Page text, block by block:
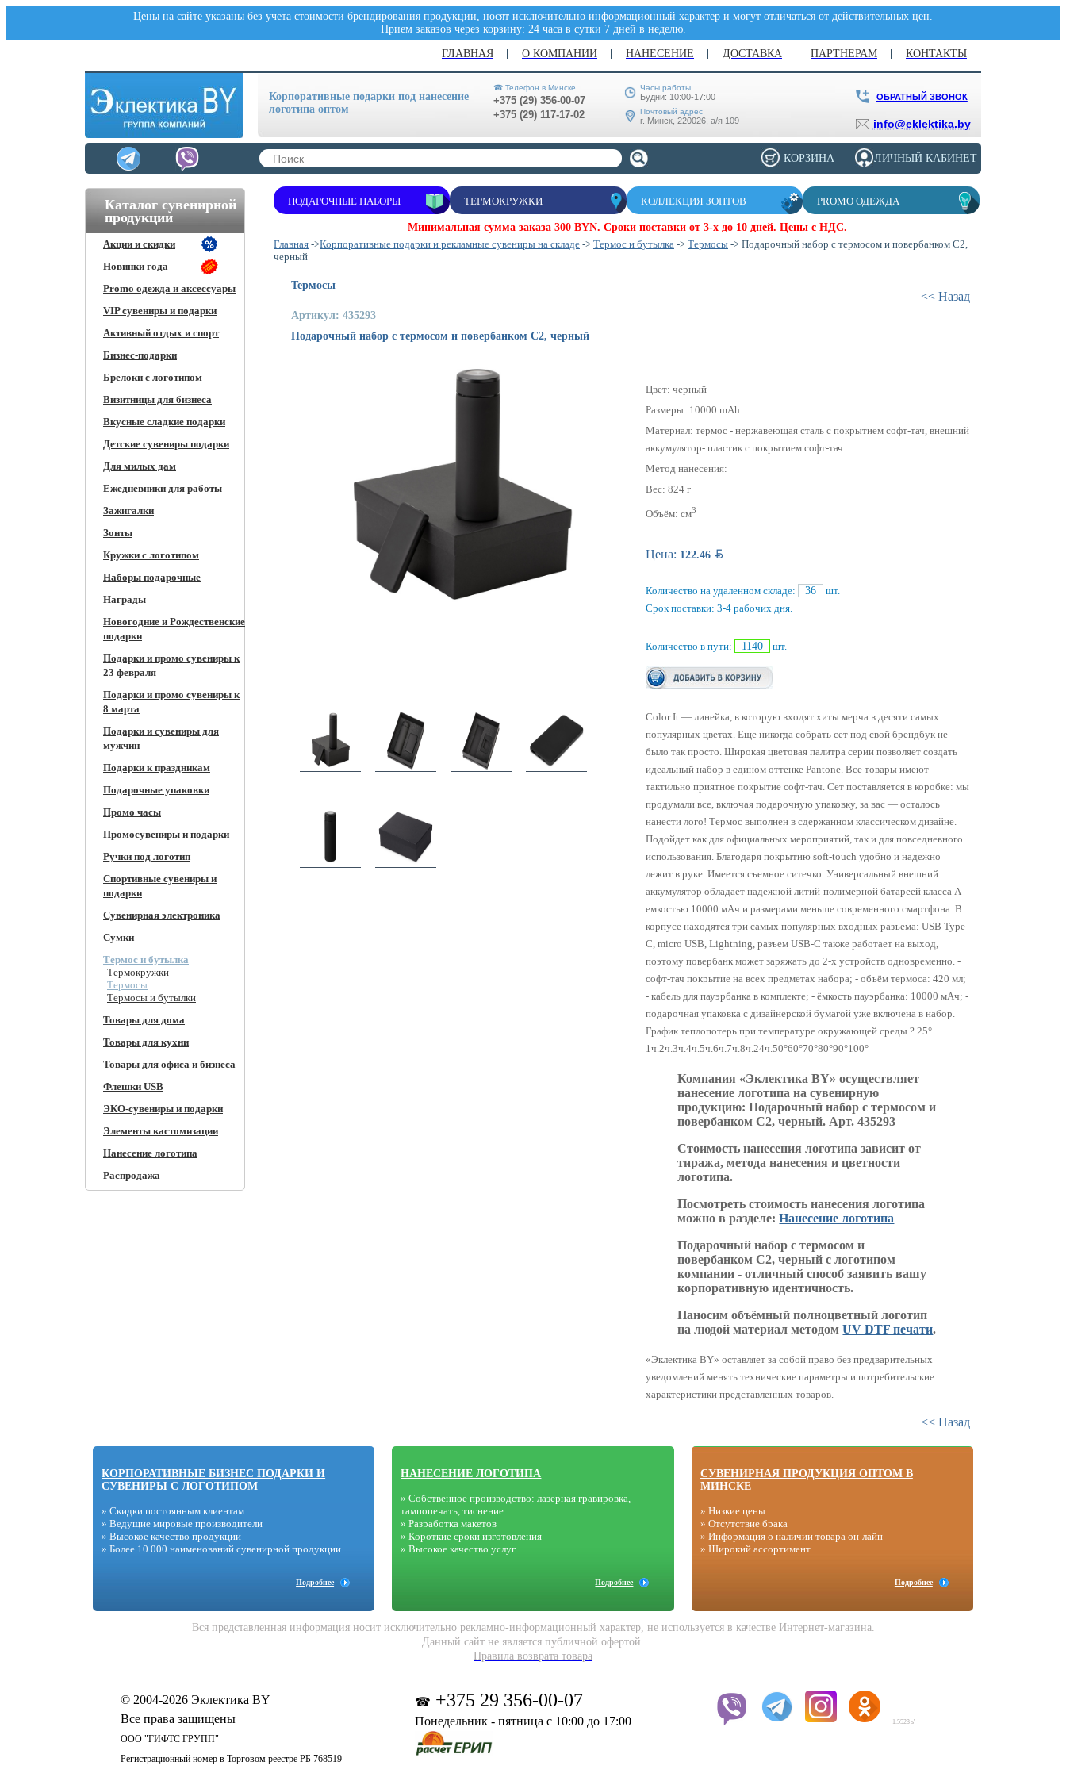
Цены на сайте указаны без учета стоимости брендирования продукции, носят исключительно информационный характер и могут отличаться от действительных цен.
Прием заказов через корзину: 24 часа в сутки 7 дней в неделю.
ГЛАВНАЯ О КОМПАНИИ НАНЕСЕНИЕ ДОСТАВКА ПАРТНЕРАМ КОНТАКТЫ
Корпоративные подарки под нанесение
логотипа оптом
☎ Телефон в Минске
+375 (29) 356-00-07
+375 (29) 117-17-02
Часы работы
Будни: 10:00-17:00
Почтовый адрес
г. Минск, 220026, а/я 109
ОБРАТНЫЙ ЗВОНОК
info@eklektika.by
Каталог сувенирной
продукции
Акции и скидки
Новинки года
Promo одежда и аксессуары
VIP сувениры и подарки
Активный отдых и спорт
Бизнес-подарки
Брелоки с логотипом
Визитницы для бизнеса
Вкусные сладкие подарки
Детские сувениры подарки
Для милых дам
Ежедневники для работы
Зажигалки
Зонты
Кружки c логотипом
Наборы подарочные
Награды
Новогодние и Рождественские
подарки
Подарки и промо сувениры к
23 февраля
Подарки и промо сувениры к
8 марта
Подарки и сувениры для
мужчин
Подарки к праздникам
Подарочные упаковки
Промо часы
Промосувениры и подарки
Ручки под логотип
Спортивные сувениры и
подарки
Сувенирная электроника
Сумки
Термос и бутылка
Термокружки
Термосы
Термосы и бутылки
Товары для дома
Товары для кухни
Товары для офиса и бизнеса
Флешки USB
ЭКО-сувениры и подарки
Элементы кастомизации
Нанесение логотипа
Распродажа
ПОДАРОЧНЫЕ НАБОРЫ ТЕРМОКРУЖКИ КОЛЛЕКЦИЯ ЗОНТОВ PROMO ОДЕЖДА
Минимальная сумма заказа 300 BYN. Сроки поставки от 3-х до 10 дней. Цены с НДС.
Главная ->Корпоративные подарки и рекламные сувениры на складе -> Термос и бутылка -> Термосы -> Подарочный набор с термосом и повербанком С2,
черный
<< Назад
Термосы
Артикул: 435293
Подарочный набор с термосом и повербанком С2, черный
Цвет: черный
Размеры: 10000 mAh
Материал: термос - нержавеющая cталь с покрытием софт-тач, внешний
аккумулятор- пластик с покрытием софт-тач
Метод нанесения:
Вес: 824 г
Объём: см3
Цена: 122.46 BYN
Количество на удаленном складе: 36
шт.
Срок поставки: 3-4 рабочих дня.
Количество в пути: 1140 шт.
Color It — линейка, в которую входят хиты мерча в десяти самых
популярных цветах. Еще никогда собрать сет под свой брендбук не
было так просто. Широкая цветовая палитра серии позволяет создать
идеальный набор в едином оттенке Pantone. Все товары имеют
тактильно приятное покрытие софт-тач. Сет поставляется в коробке: мы
продумали все, включая подарочную упаковку, за вас — осталось
нанести лого! Термос выполнен в сдержанном классическом дизайне.
Подойдет как для официальных мероприятий, так и для повседневного
использования. Благодаря покрытию soft-touch удобно и надежно
лежит в руке. Имеется съемное ситечко. Универсальный внешний
аккумулятор обладает надежной литий-полимерной батареей класса А
емкостью 10000 мАч и размерами меньше современного смартфона. В
корпусе находятся три самых популярных входных разъема: USB Type
C, micro USB, Lightning, разъем USB-C также работает на выход,
поэтому повербанк может заряжать до 2-х устройств одновременно. -
софт-тач покрытие на всех предметах набора; - объём термоса: 420 мл;
- кабель для пауэрбанка в комплекте; - ёмкость пауэрбанка: 10000 мАч; -
подарочная упаковка с дизайнерской бумагой уже включена в набор.
График теплопотерь при температуре окружающей среды ? 25°
1ч.2ч.3ч.4ч.5ч.6ч.7ч.8ч.24ч.50°60°70°80°90°100°
Компания «Эклектика BY» осуществляет
нанесение логотипа на сувенирную
продукцию: Подарочный набор с термосом и
повербанком С2, черный. Арт. 435293
Стоимость нанесения логотипа зависит от
тиража, метода нанесения и цветности
логотипа.
Посмотреть стоимость нанесения логотипа
можно в разделе:Нанесение логотипа
Подарочный набор с термосом и
повербанком С2, черный с логотипом
компании - отличный способ заявить вашу
корпоративную идентичность.
Наносим объёмный полноцветный логотип
на людой материал методомUV DTF печати.
«Эклектика BY» оставляет за собой право без предварительных
уведомлений менять технические параметры и потребительские
характеристики представленных товаров.
<< Назад
КОРПОРАТИВНЫЕ БИЗНЕС ПОДАРКИ И
СУВЕНИРЫ С ЛОГОТИПОМ
» Скидки постоянным клиентам
» Ведущие мировые производители
» Высокое качество продукции
» Более 10 000 наименований сувенирной продукции
Подробнее
НАНЕСЕНИЕ ЛОГОТИПА
» Собственное производство: лазерная гравировка,
тампопечать, тиснение
» Разработка макетов
» Короткие сроки изготовления
» Высокое качество услуг
Подробнее
СУВЕНИРНАЯ ПРОДУКЦИЯ ОПТОМ В
МИНСКЕ
» Низкие цены
» Отсутствие брака
» Информация о наличии товара он-лайн
» Широкий ассортимент
Подробнее
Вся представленная информация носит исключительно рекламно-информационный характер, не используется в качестве Интернет-магазина.
Данный сайт не является публичной офертой.
Правила возврата товара
© 2004-2026 Эклектика BY
Все права защищены
ООО "ГИФТС ГРУПП"
Регистрационный номер в Торговом реестре РБ 768519
☎ +375 29 356-00-07
Понедельник - пятница с 10:00 до 17:00 1.5523 s'
ЛИЧНЫЙ КАБИНЕТ
КОРЗИНА